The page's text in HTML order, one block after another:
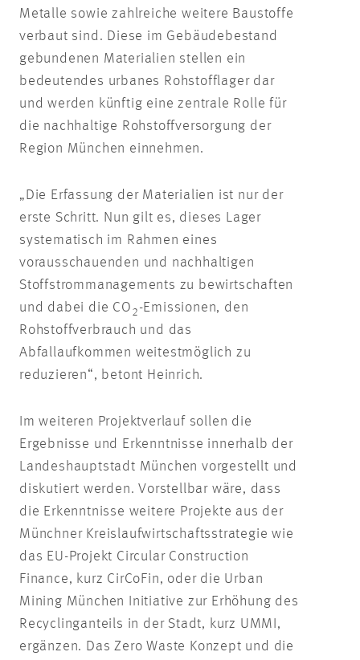
Metalle sowie zahlreiche weitere Baustoffe
verbaut sind. Diese im Gebäudebestand
gebundenen Materialien stellen ein
bedeutendes urbanes Rohstofflager dar
und werden künftig eine zentrale Rolle für
die nachhaltige Rohstoffversorgung der
Region München einnehmen.
„Die Erfassung der Materialien ist nur der
erste Schritt. Nun gilt es, dieses Lager
systematisch im Rahmen eines
vorausschauenden und nachhaltigen
Stoffstrommanagements zu bewirtschaften
und dabei die CO 2 -Emissionen, den
Rohstoffverbrauch und das
Abfallaufkommen weitestmöglich zu
reduzieren“, betont Heinrich.
Im weiteren Projektverlauf sollen die
Ergebnisse und Erkenntnisse innerhalb der
Landeshauptstadt München vorgestellt und
diskutiert werden. Vorstellbar wäre, dass
die Erkenntnisse weitere Projekte aus der
Münchner Kreislaufwirtschaftsstrategie wie
das EU-Projekt Circular Construction
Finance, kurz CirCoFin, oder die Urban
Mining München Initiative zur Erhöhung des
Recyclinganteils in der Stadt, kurz UMMI,
ergänzen. Das Zero Waste Konzept und die